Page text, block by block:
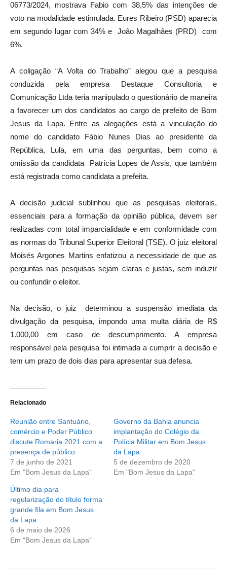
06773/2024, mostrava Fabio com 38,5% das intenções de
voto na modalidade estimulada. Eures Ribeiro (PSD) aparecia
em segundo lugar com 34% e João Magalhães (PRD) com
6%.
A coligação “A Volta do Trabalho” alegou que a pesquisa
conduzida pela empresa Destaque Consultoria e
Comunicação Ltda teria manipulado o questionário de maneira
a favorecer um dos candidatos ao cargo de prefeito de Bom
Jesus da Lapa. Entre as alegações está a vinculação do
nome do candidato Fábio Nunes Dias ao presidente da
República, Lula, em uma das perguntas, bem como a
omissão da candidata Patrícia Lopes de Assis, que também
está registrada como candidata a prefeita.
A decisão judicial sublinhou que as pesquisas eleitorais,
essenciais para a formação da opinião pública, devem ser
realizadas com total imparcialidade e em conformidade com
as normas do Tribunal Superior Eleitoral (TSE). O juiz eleitoral
Moisés Argones Martins enfatizou a necessidade de que as
perguntas nas pesquisas sejam claras e justas, sem induzir
ou confundir o eleitor.
Na decisão, o juiz determinou a suspensão imediata da
divulgação da pesquisa, impondo uma multa diária de R$
1.000,00 em caso de descumprimento. A empresa
responsável pela pesquisa foi intimada a cumprir a decisão e
tem um prazo de dois dias para apresentar sua defesa.
Relacionado
Reunião entre Santuário,
comércio e Poder Público
discute Romaria 2021 com a
presença de público
7 de junho de 2021
Em "Bom Jesus da Lapa"
Governo da Bahia anuncia
implantação do Colégio da
Polícia Militar em Bom Jesus
da Lapa
5 de dezembro de 2020
Em "Bom Jesus da Lapa"
Último dia para
regularização do título forma
grande fila em Bom Jesus
da Lapa
6 de maio de 2026
Em "Bom Jesus da Lapa"